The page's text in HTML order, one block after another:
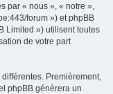
par « nous », « notre »,
forum ») et phpBB
Limited ») utilisent toutes
de votre part
Premièrement,
phpBB génèrera un